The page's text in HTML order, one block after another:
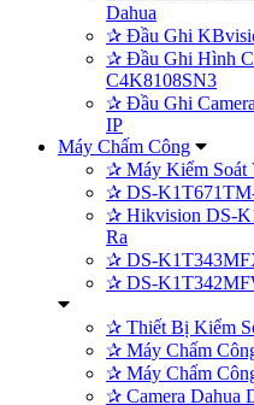
Dahua
✰ Đầu Ghi
✰ Đầu Ghi Hình
C4K8108SN3
✰ Đầu Ghi
IP
Máy Chấm Công
✰ Máy Kiểm
✰ DS-
✰ Hikvision DS-
Ra
✰ DS-
✰ DS-
✰ Thiết Bị Kiểm
✰ Máy Chấm
✰ Máy Chấm
✰ Camera Dahua